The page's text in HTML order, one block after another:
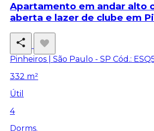
Apartamento em andar alto
aberta e lazer de clube em
Pinheiros | São Paulo - SP Cód.:
332 m²
Útil
4
Dorms.